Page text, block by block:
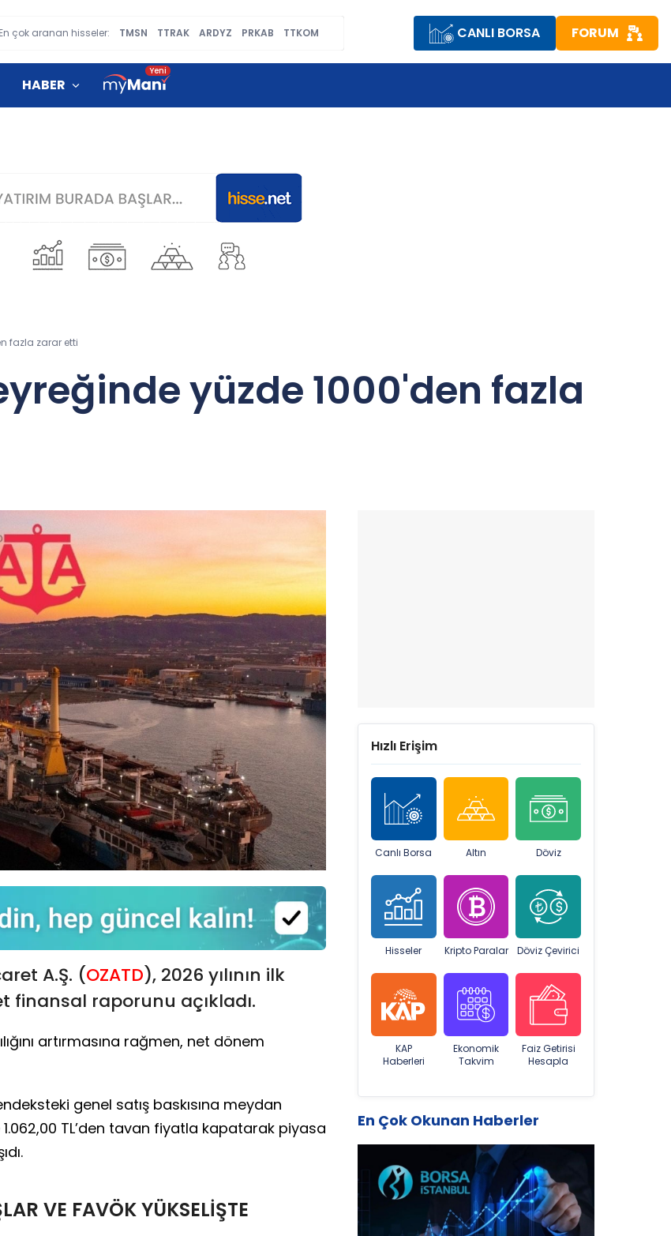
En çok aranan hisseler: TMSN TTRAK ARDYZ PRKAB TTKOM CANLI BORSA FORUM
HABER
fazla zarar etti
yüzde 1000'den fazla
A.Ş. (OZATD), 2026 yılının ilk
finansal raporunu açıkladı.
artırmasına rağmen, net dönem
genel satış baskısına meydan
TL’den tavan fiyatla kapatarak piyasa
VE FAVÖK YÜKSELİŞTE
Hızlı Erişim
Canlı Borsa Altın Döviz
Hisseler Kripto Paralar Döviz Çevirici
KAP
Haberleri
Ekonomik
Takvim
Faiz Getirisi
Hesapla
En Çok Okunan Haberler